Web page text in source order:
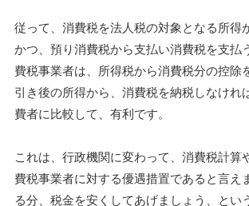
従って、消費税を法人税の対象となる所得
かつ、預り消費税から支払い消費税を支払
費税事業者は、所得税から消費税分の控除
引き後の所得から、消費税を納税しなけれ
費者に比較して、有利です。
これは、行政機関に変わって、消費税計算
費税事業者に対する優遇措置であると言え
る分、税金を安くしてあげましょう、とい